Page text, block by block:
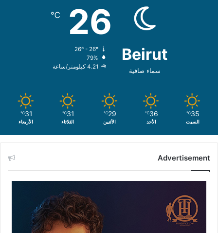
Beirut
سماء صافية
26
℃
79%
4.21 كيلومتر/ساعة
35
℃
السبت
36
℃
الأحد
29
℃
الأثنين
31
℃
الثلاثاء
31
℃
الأربعاء
Advertisement